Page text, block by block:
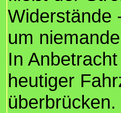
Widerstände
um
In
heutiger
überbrücken.